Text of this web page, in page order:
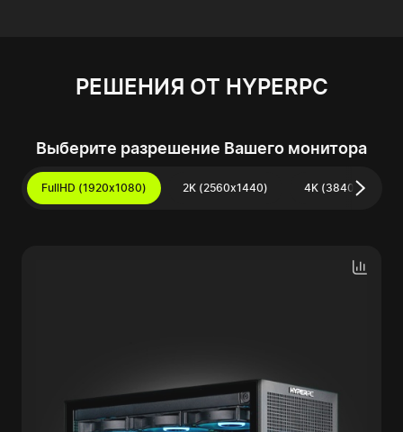
РЕШЕНИЯ ОТ HYPERPC
Выберите разрешение Вашего монитора
FullHD (1920x1080) 2K (2560x1440) 4K (3840x2160)